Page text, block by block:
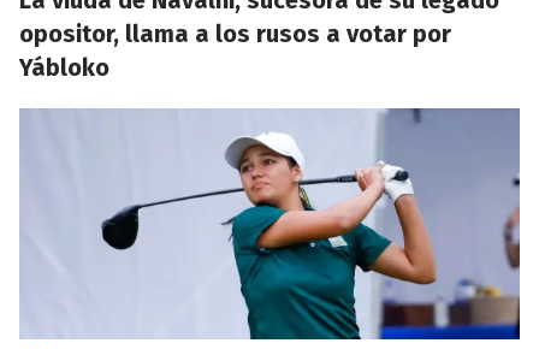
opositor, llama a los rusos a votar por
Yábloko